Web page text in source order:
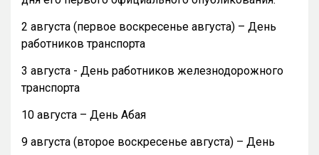
2 августа (первое воскресенье августа) – День
работников транспорта
3 августа - День работников железнодорожного
транспорта
10 августа – День Абая
9 августа (второе воскресенье августа) – День